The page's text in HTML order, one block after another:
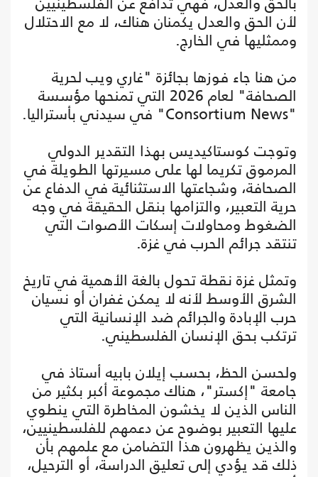
لأن الحق والعدل يكمنان هناك، لا مع الاحتلال
وممثليها في الخارج.
من هنا جاء فوزها بجائزة "غاري ويب لحرية
الصحافة" لعام 2026 التي تمنحها مؤسسة
"Consortium News" في سيدني بأستراليا.
وتوجت كوستاكيديس بهذا التقدير الدولي
المرموق تكريما لها على مسيرتها الطويلة في
الصحافة، وشجاعتها الاستثنائية في الدفاع عن
حرية التعبير، والتزامها بنقل الحقيقة في وجه
الضغوط ومحاولات إسكات الأصوات التي
تنتقد جرائم الحرب في غزة.
وتمثل غزة نقطة تحول بالغة الأهمية في تاريخ
الشرق الأوسط لأنه لا يمكن غفران أو نسيان
حرب الإبادة والجرائم ضد الإنسانية التي
ترتكب بحق الإنسان الفلسطيني.
ولحسن الحظ، بحسب إيلان بابيه أستاذ في
جامعة "إكستر"، هناك مجموعة أكبر بكثير من
الناس الذين لا يخشون المخاطرة التي ينطوي
عليها التعبير بوضوح عن دعمهم للفلسطينيين،
والذين يظهرون هذا التضامن مع علمهم بأن
ذلك قد يؤدي إلى تعليق الدراسة، أو الترحيل،